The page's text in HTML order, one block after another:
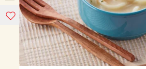
コンテンツ
レシピ
ピーマン
みょうが ゴーヤ